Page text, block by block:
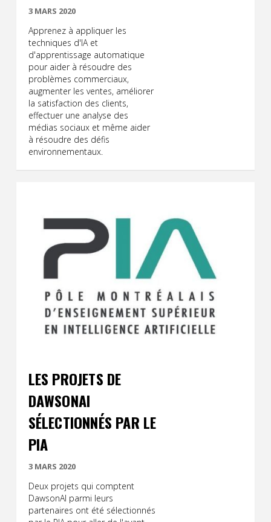
3 MARS 2020
Apprenez à appliquer les
techniques d'IA et
d'apprentissage automatique
pour aider à résoudre des
problèmes commerciaux,
augmenter les ventes, améliorer
la satisfaction des clients,
effectuer une analyse des
médias sociaux et même aider
à résoudre des défis
environnementaux.
LES PROJETS DE
DAWSONAI
SÉLECTIONNÉS PAR LE
PIA
3 MARS 2020
Deux projets qui comptent
DawsonAI parmi leurs
partenaires ont été sélectionnés